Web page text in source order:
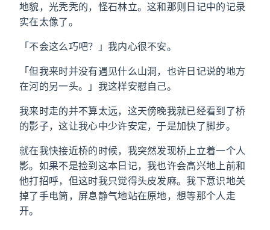
地貌，光秃秃的，怪石林立。这和那则日记中的记录
实在太像了。
「不会这么巧吧？」我内心很不安。
「但我来时并没有遇见什么山洞，也许日记说的地方
在河的另一头。」我这样安慰自己。
我来时走的并不算太远，这天傍晚我就已经看到了桥
的影子，这让我心中少许安定，于是加快了脚步。
就在我快接近桥的时候，我突然发现桥上立着一个人
影。如果不是捡到这本日记，我也许会高兴地上前和
他打招呼，但这时我只觉得头皮发麻。我下意识地关
掉了手电筒，屏息静气地站在原地，想等那个人走
开。